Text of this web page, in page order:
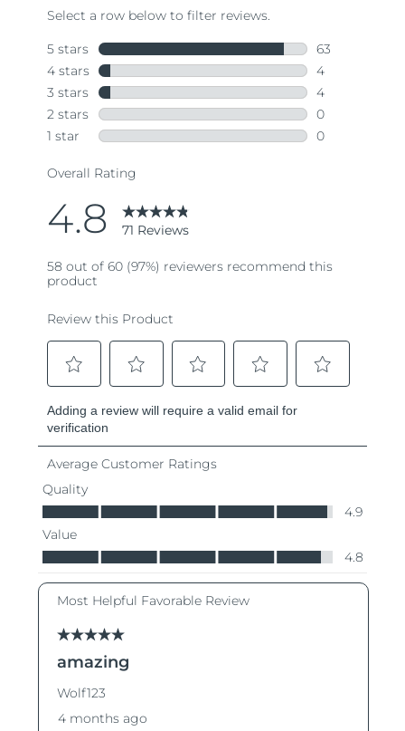
Same
page
link.